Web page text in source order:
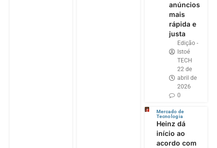
anúncios
mais
rápida e
justa
Edição -
Istoé
TECH
22 de
abril de
2026
0
Mercado de
Tecnologia
Heinz dá
início ao
acordo com